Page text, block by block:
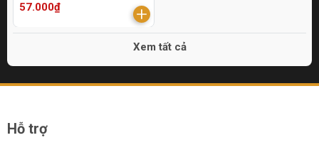
57.000₫
Xem tất cả
Hỗ trợ